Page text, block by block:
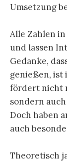
Umsetzung
Alle Zahlen
und lassen
Gedanke,
genießen, ist
fördert nicht
sondern
Doch haben
auch
Theoretisch